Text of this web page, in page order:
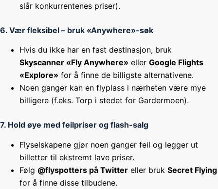
slår konkurrentenes priser).
6. Vær fleksibel – bruk «Anywhere»-søk
Hvis du ikke har en fast destinasjon, bruk
Skyscanner «Fly Anywhere» eller Google Flights
«Explore» for å finne de billigste alternativene.
Noen ganger kan en flyplass i nærheten være mye
billigere (f.eks. Torp i stedet for Gardermoen).
7. Hold øye med feilpriser og flash-salg
Flyselskapene gjør noen ganger feil og legger ut
billetter til ekstremt lave priser.
Følg @flyspotters på Twitter eller bruk Secret Flying
for å finne disse tilbudene.